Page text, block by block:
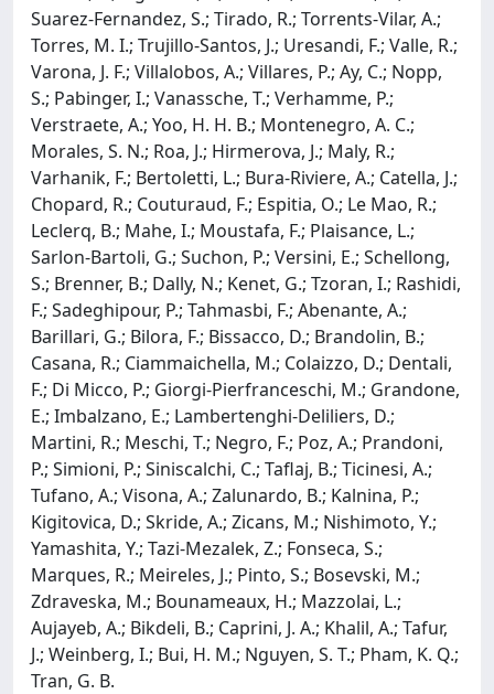
Suarez-Fernandez, S.; Tirado, R.; Torrents-Vilar, A.;
Torres, M. I.; Trujillo-Santos, J.; Uresandi, F.; Valle, R.;
Varona, J. F.; Villalobos, A.; Villares, P.; Ay, C.; Nopp,
S.; Pabinger, I.; Vanassche, T.; Verhamme, P.;
Verstraete, A.; Yoo, H. H. B.; Montenegro, A. C.;
Morales, S. N.; Roa, J.; Hirmerova, J.; Maly, R.;
Varhanik, F.; Bertoletti, L.; Bura-Riviere, A.; Catella, J.;
Chopard, R.; Couturaud, F.; Espitia, O.; Le Mao, R.;
Leclerq, B.; Mahe, I.; Moustafa, F.; Plaisance, L.;
Sarlon-Bartoli, G.; Suchon, P.; Versini, E.; Schellong,
S.; Brenner, B.; Dally, N.; Kenet, G.; Tzoran, I.; Rashidi,
F.; Sadeghipour, P.; Tahmasbi, F.; Abenante, A.;
Barillari, G.; Bilora, F.; Bissacco, D.; Brandolin, B.;
Casana, R.; Ciammaichella, M.; Colaizzo, D.; Dentali,
F.; Di Micco, P.; Giorgi-Pierfranceschi, M.; Grandone,
E.; Imbalzano, E.; Lambertenghi-Deliliers, D.;
Martini, R.; Meschi, T.; Negro, F.; Poz, A.; Prandoni,
P.; Simioni, P.; Siniscalchi, C.; Taflaj, B.; Ticinesi, A.;
Tufano, A.; Visona, A.; Zalunardo, B.; Kalnina, P.;
Kigitovica, D.; Skride, A.; Zicans, M.; Nishimoto, Y.;
Yamashita, Y.; Tazi-Mezalek, Z.; Fonseca, S.;
Marques, R.; Meireles, J.; Pinto, S.; Bosevski, M.;
Zdraveska, M.; Bounameaux, H.; Mazzolai, L.;
Aujayeb, A.; Bikdeli, B.; Caprini, J. A.; Khalil, A.; Tafur,
J.; Weinberg, I.; Bui, H. M.; Nguyen, S. T.; Pham, K. Q.;
Tran, G. B.